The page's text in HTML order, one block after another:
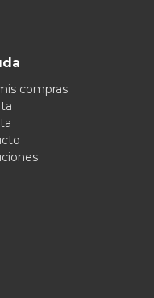
compras